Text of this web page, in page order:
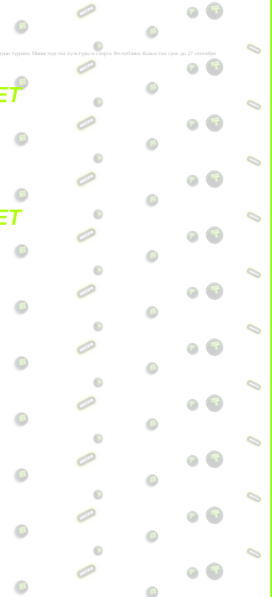
туризма Министерства культуры и спорта Республики Казахстан срок до 27 сентября